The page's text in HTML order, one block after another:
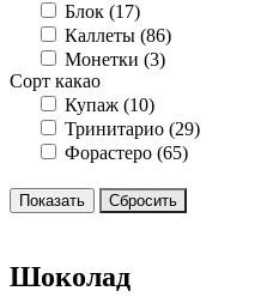
Блок (17)
Каллеты (86)
Монетки (3)
Сорт какао
Купаж (10)
Тринитарио (29)
Форастеро (65)
Шоколад